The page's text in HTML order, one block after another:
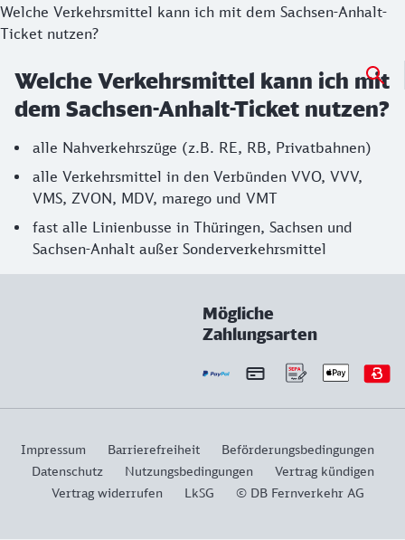
Welche Verkehrsmittel kann ich mit dem Sachsen-Anhalt-
Ticket nutzen?
Welche Verkehrsmittel kann ich mit
dem Sachsen-Anhalt-Ticket nutzen?
alle Nahverkehrszüge (z.B. RE, RB, Privatbahnen)
alle Verkehrsmittel in den Verbünden VVO, VVV,
VMS, ZVON, MDV, marego und VMT
fast alle Linienbusse in Thüringen, Sachsen und
Sachsen-Anhalt außer Sonderverkehrsmittel
Mögliche
Zahlungsarten
Impressum Barrierefreiheit
Beförderungsbedingungen
Datenschutz
Nutzungsbedingungen
Vertrag kündigen
Vertrag widerrufen
LkSG © DB Fernverkehr AG